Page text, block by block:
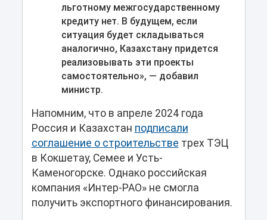
льготному межгосударственному
кредиту нет. В будущем, если
ситуация будет складываться
аналогично, Казахстану придется
реализовывать эти проекты
самостоятельно», — добавил
министр.
Напомним, что в апреле 2024 года
Россия и Казахстан подписали
соглашение о строительстве трех ТЭЦ
в Кокшетау, Семее и Усть-
Каменогорске. Однако российская
компания «Интер-РАО» не смогла
получить экспортного финансирования.